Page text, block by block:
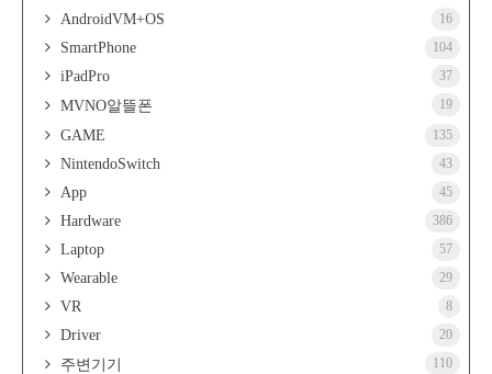
AndroidVM+OS 16
SmartPhone 104
iPadPro 37
MVNO알뜰폰 19
GAME 135
NintendoSwitch 43
App 45
Hardware 386
Laptop 57
Wearable 29
VR 8
Driver 20
주변기기 110